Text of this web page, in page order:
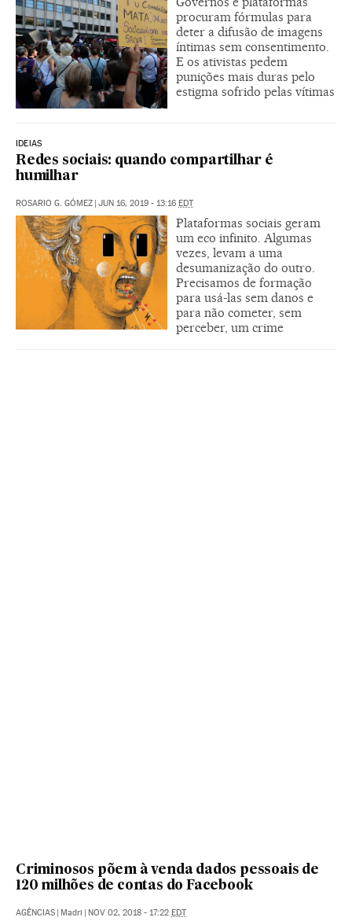
procuram fórmulas para
deter a difusão de imagens
íntimas sem consentimento.
E os ativistas pedem
punições mais duras pelo
estigma sofrido pelas vítimas
IDEIAS
Redes sociais: quando compartilhar é
humilhar
ROSARIO G. GÓMEZ | JUN 16, 2019 - 13:16 EDT
Plataformas sociais geram
um eco infinito. Algumas
vezes, levam a uma
desumanização do outro.
Precisamos de formação
para usá-las sem danos e
para não cometer, sem
perceber, um crime
Criminosos põem à venda dados pessoais de
120 milhões de contas do Facebook
AGÊNCIAS | Madri | NOV 02, 2018 - 17:22 EDT